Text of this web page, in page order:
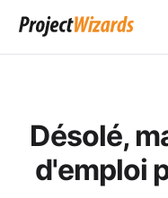
Désolé,
d'emploi